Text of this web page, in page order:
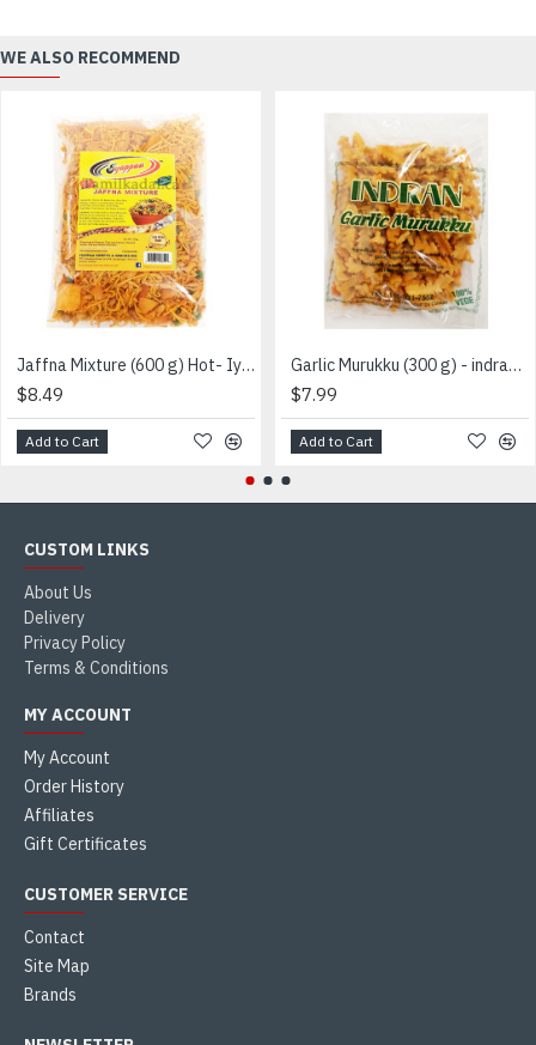
WE ALSO RECOMMEND
Jaffna Mixture (600 g) Hot- Iyappa - யாழ்ப்பாண சுவை மிக்ஸர்(உறைப்பு )
$8.49
Add to Cart
Garlic Murukku (300 g) - indran - உள்ளி சுவை முறுக்கு
$7.99
Add to Cart
CUSTOM LINKS
About Us
Delivery
Privacy Policy
Terms & Conditions
MY ACCOUNT
My Account
Order History
Affiliates
Gift Certificates
CUSTOMER SERVICE
Contact
Site Map
Brands